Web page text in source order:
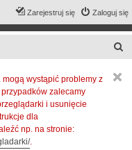
Zaloguj się
Zarejestruj się
wystąpić problemy z
zalecamy
i usunięcie
dla
np. na stronie:
.